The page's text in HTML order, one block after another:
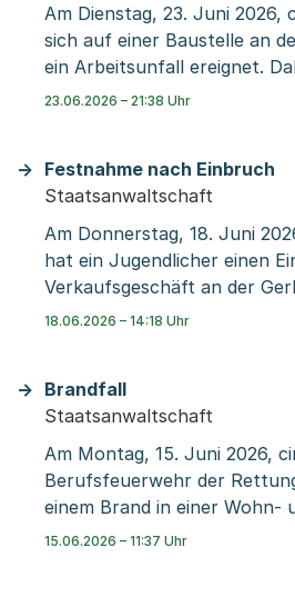
Am Dienstag, 23. Juni 2026,
sich auf einer Baustelle an
ein Arbeitsunfall ereignet.
jähriger Mann
Kantonspolizei Basel-Stadt.
23.06.2026 – 21:38 Uhr
Festnahme nach Einbruch
Staatsanwaltschaft
Am Donnerstag, 18. Juni
hat ein Jugendlicher einen
Verkaufsgeschäft an der
Kantonspolizei Basel-Stadt
18.06.2026 – 14:18 Uhr
Brandfall
Staatsanwaltschaft
Am Montag, 15. Juni 2026,
Berufsfeuerwehr der
einem Brand in einer Wohn-
Geschäftsliegenschaft an der
15.06.2026 – 11:37 Uhr